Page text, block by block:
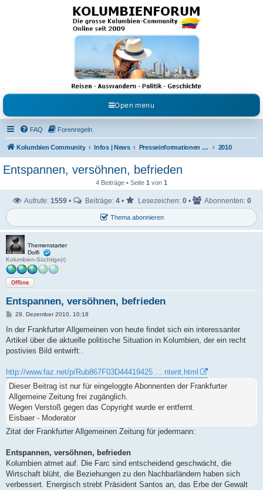
Kolumbienforum - Das
grosse Forum der
Freunde Kolumbiens
Reisen, Auswandern, Kultur, Politik, Geschichte und Visum in Kolumbien und Venezuela.
Austausch, Erfahrungen und Gemeinschaft im Kolumbienforum
Open menu
FAQ Forenregeln
Kolumbien Community Infos | News Presseinformationen & Neuigkeiten 2010
Entspannen, versöhnen, befrieden
4 Beiträge • Seite 1 von 1
Thema abonnieren
Aufrufe: 1559• Beiträge: 4• Lesezeichen: 0• Abonnenten: 0
Themenstarter
Dolfi
Kolumbien-Süchtige(r)
Offline
Entspannen, versöhnen, befrieden
B
r
a
28. Dezember 2010, 10:18
In der Frankfurter Allgemeinen von heute findet sich ein interessanter
Artikel über die aktuelle politische Situation in Kolumbien, der ein recht
postivies Bild entwirft:.
http://www.faz.net/p/Rub867F03D44419425 ... ntent.html
Dieser Beitrag ist nur für eingeloggte Abonnenten der Frankfurter
Allgemeine Zeitung frei zugänglich.
Wegen Verstoß gegen das Copyright wurde er entfernt.
Eisbaer - Moderator
Zitat der Frankfurter Allgemeinen Zeitung für jedermann:
Entspannen, versöhnen, befrieden
Kolumbien atmet auf. Die Farc sind entscheidend geschwächt, die
Wirtschaft blüht, die Beziehungen zu den Nachbarländern haben sich
verbessert. Energisch strebt Präsident Santos an, das Erbe der Gewalt